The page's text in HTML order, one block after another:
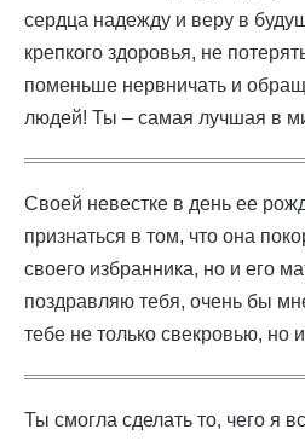
сердца надежду и веру в
крепкого здоровья, не
поменьше нервничать и
людей! Ты – самая лучшая в
Своей невестке в день ее
признаться в том, что она
своего избранника, но и его
поздравляю тебя, очень бы
тебе не только свекровью, но
Ты смогла сделать то, чего я